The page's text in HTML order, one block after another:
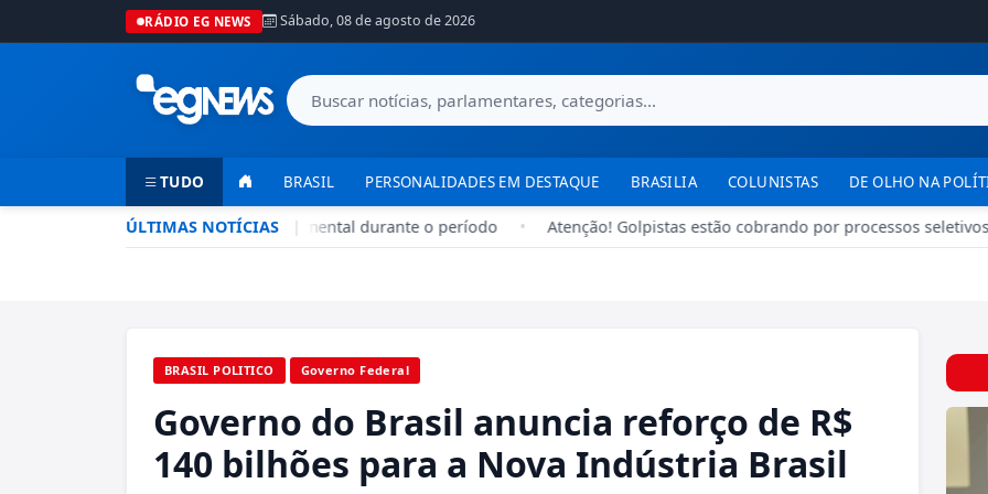
RÁDIO EG NEWS Sábado, 08 de agosto de 2026
TUDO BRASIL PERSONALIDADES EM DESTAQUE BRASILIA COLUNISTAS DE OLHO NA
ÚLTIMAS NOTÍCIAS |
Seca no DF: hidratação é fundamental durante o período Atenção! Golpistas estão cobrando por processos seletivos
BRASIL POLITICO Governo Federal
Governo do Brasil anuncia reforço de R$
140 bilhões para a Nova Indústria Brasil